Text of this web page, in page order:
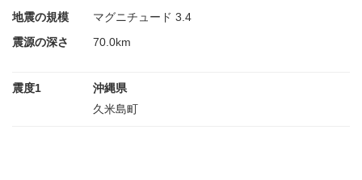
地震の規模
マグニチュード 3.4
震源の深さ
70.0km
震度1
沖縄県
久米島町